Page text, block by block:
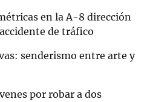
en la A-8 dirección
de tráfico
senderismo entre arte y
por robar a dos